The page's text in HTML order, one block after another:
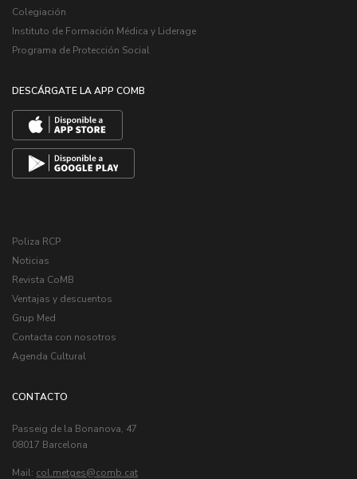
Colegiación
Instituto de Formación Médica y Liderage
Programa de Protección Social
DESCÁRGATE LA APP COMB
Poliza RCP
Noticias
Revista CoMB
Ventajas y descuentos
Grup Med
Contacta con nosotros
Agenda Cultural
CONTACTO
Passeig de la Bonanova, 47
08017 Barcelona
Mail: col.metges